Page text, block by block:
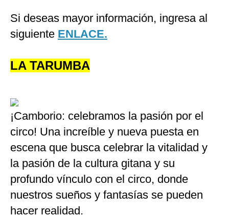
Si deseas mayor información, ingresa al
siguiente ENLACE.
LA TARUMBA
¡Camborio: celebramos la pasión por el
circo! Una increíble y nueva puesta en
escena que busca celebrar la vitalidad y
la pasión de la cultura gitana y su
profundo vínculo con el circo, donde
nuestros sueños y fantasías se pueden
hacer realidad.